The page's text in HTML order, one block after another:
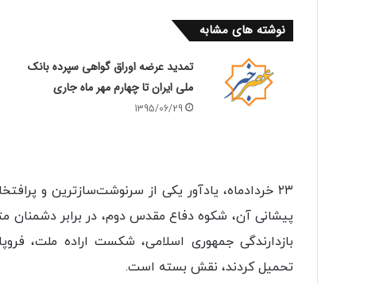
نوشته های مشابه
تمدید عرضه اوراق گواهی سپرده بانک
ملی ایران تا چهارم مهر ماه جاری
1395/06/29
۲۳ خردادماه، یادآور یکی از سرنوشت‌سازترین و
پیشانی آن، شکوه دفاع مقدس دوم، در برابر
بازدارندگی جمهوری اسلامی، شکست اراده ملت،
تحمیل کردند، نقش بسته است.